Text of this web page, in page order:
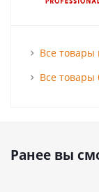
Все товары
Все товары
Ранее вы